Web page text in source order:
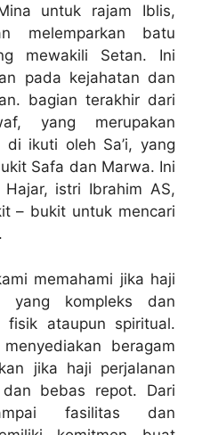
untuk rajam Iblis,
melemparkan batu
mewakili Setan. Ini
pada kejahatan dan
bagian terakhir dari
yang merupakan
di ikuti oleh Sa’i, yang
Safa dan Marwa. Ini
istri Ibrahim AS,
– bukit untuk mencari
memahami jika haji
yang kompleks dan
fisik ataupun spiritual.
beragam
jika haji perjalanan
bebas repot. Dari
fasilitas dan